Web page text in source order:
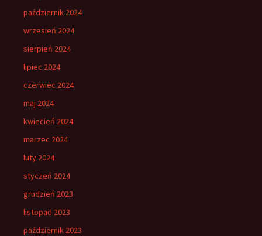
październik 2024
wrzesień 2024
sierpień 2024
lipiec 2024
czerwiec 2024
maj 2024
kwiecień 2024
marzec 2024
luty 2024
styczeń 2024
grudzień 2023
listopad 2023
październik 2023